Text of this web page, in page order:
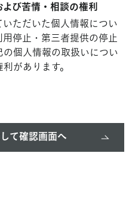
び苦情・相談の権利
ただいた個人情報につい
停止・第三者提供の停止
個人情報の取扱いについ
があります。